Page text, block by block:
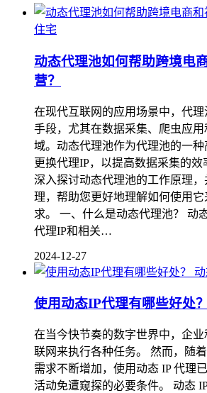
住宅
动态代理池如何帮助跨境电
营？
在现代互联网的应用场景中，代
手段，尤其在数据采集、爬虫应
域。动态代理池作为代理池的一
更换代理IP，以提高数据采集的
深入探讨动态代理池的工作原理，
理，帮助您更好地理解如何使用
求。 一、什么是动态代理池？ 动
代理IP和相关…
2024-12-27
使用动态IP代理有哪些好处？
在当今快节奏的数字世界中，企
联网来执行各种任务。 然而，随
需求不断增加，使用动态 IP 代理
活动免遭窥探的必要条件。 动态